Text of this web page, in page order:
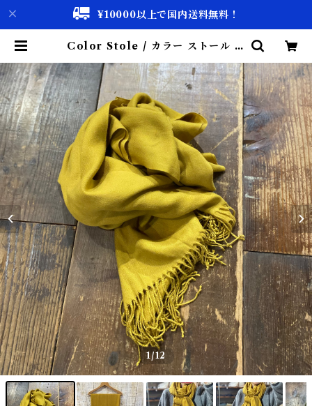
¥10000以上で国内送料無料！
Color Stole / カラー ストール 古
Vintage 通販】
1/12